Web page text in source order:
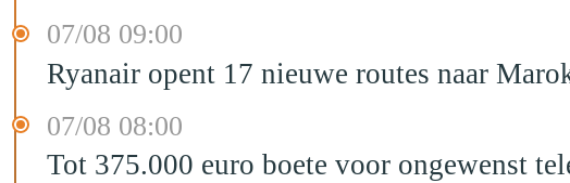
07/08 09:00
Ryanair opent 17 nieuwe routes naar
07/08 08:00
Tot 375.000 euro boete voor ongewenst